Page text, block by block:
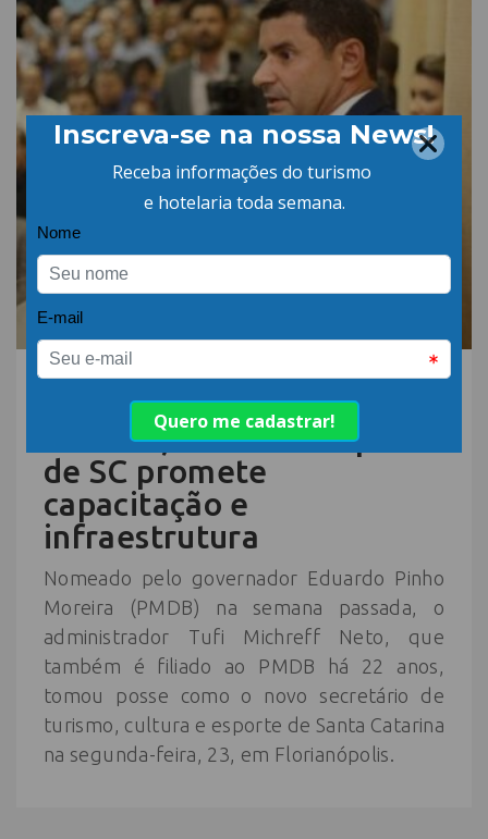
24.ABR.18 | POR: ABIH-SC
Novo secretário de
turismo, cultura e esporte
de SC promete
capacitação e
infraestrutura
Nomeado pelo governador Eduardo Pinho
Moreira (PMDB) na semana passada, o
administrador Tufi Michreff Neto, que
também é filiado ao PMDB há 22 anos,
tomou posse como o novo secretário de
turismo, cultura e esporte de Santa Catarina
na segunda-feira, 23, em Florianópolis.